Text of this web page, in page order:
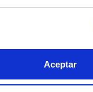
Aceptar
31 de enero la
los resultados